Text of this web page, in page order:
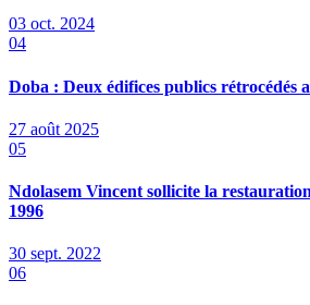
03 oct. 2024
04
Doba : Deux édifices publics rétrocédés
27 août 2025
05
Ndolasem Vincent sollicite la
1996
30 sept. 2022
06